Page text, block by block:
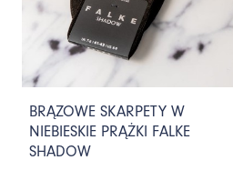
BRĄZOWE SKARPETY W
NIEBIESKIE PRĄŻKI FALKE
SHADOW